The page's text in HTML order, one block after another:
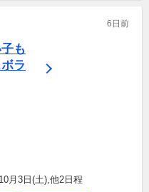
6日前
も
ラ
月3日(土),他2日程